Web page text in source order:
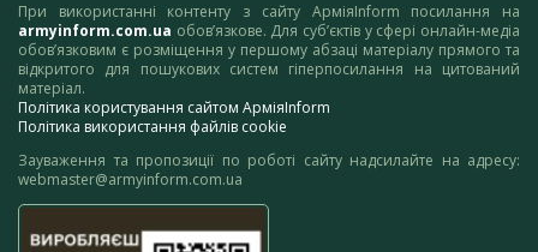
При використанні контенту з сайту АрміяInform посилання на
armyinform.com.ua обов’язкове. Для суб’єктів у сфері онлайн-медіа
обов’язковим є розміщення у першому абзаці матеріалу прямого та
відкритого для пошукових систем гіперпосилання на цитований
матеріал.
Політика користування сайтом АрміяInform
Політика використання файлів cookie
Зауваження та пропозиції по роботі сайту надсилайте на адресу:
webmaster@armyinform.com.ua